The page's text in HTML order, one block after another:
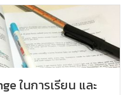
ในการเรียน และ